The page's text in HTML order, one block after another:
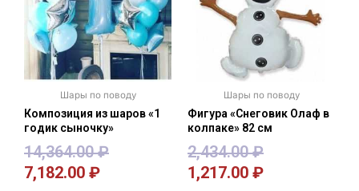
Шары по поводу
Композиция из шаров «1
годик сыночку»
14,364.00₽
7,182.00 ₽
Шары по поводу
Фигура «Снеговик Олаф в
колпаке» 82 см
2,434.00₽
1,217.00 ₽